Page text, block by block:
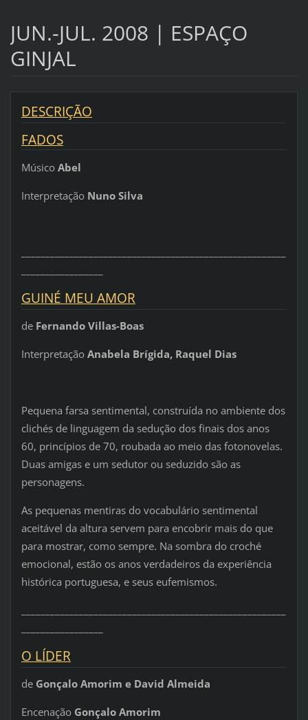
JUN.-JUL. 2008 | ESPAÇO
GINJAL
DESCRIÇÃO
FADOS
Músico Abel
Interpretação Nuno Silva
GUINÉ MEU AMOR
de Fernando Villas-Boas
Interpretação Anabela Brígida, Raquel Dias
Pequena farsa sentimental, construída no ambiente dos
clichés de linguagem da sedução dos finais dos anos
60, princípios de 70, roubada ao meio das fotonovelas.
Duas amigas e um sedutor ou seduzido são as
personagens.
As pequenas mentiras do vocabulário sentimental
aceitável da altura servem para encobrir mais do que
para mostrar, como sempre. Na sombra do croché
emocional, estão os anos verdadeiros da experiência
histórica portuguesa, e seus eufemismos.
O LÍDER
de Gonçalo Amorim e David Almeida
Encenação Gonçalo Amorim